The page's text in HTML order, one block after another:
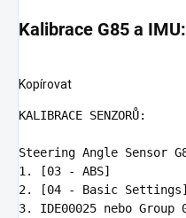
Kalibrace G85 a IMU:
Kopírovat
KALIBRACE SENZORŮ:
1.
2.
3.